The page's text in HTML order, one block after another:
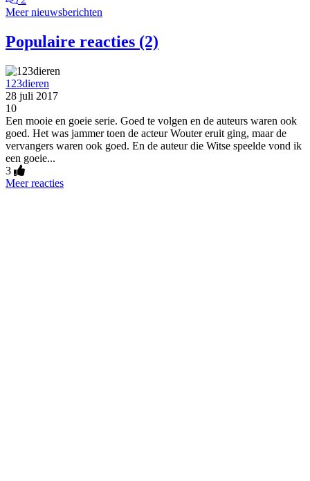
Meer nieuwsberichten
Populaire reacties (2)
123dieren
28 juli 2017
10
Een mooie en goeie serie. Goed te volgen en de auteurs waren ook
goed. Het was jammer toen de acteur Wouter eruit ging, maar de
vervangers waren ook goed. En de auteur die Witse speelde vond ik
een goeie...
3
Meer reacties